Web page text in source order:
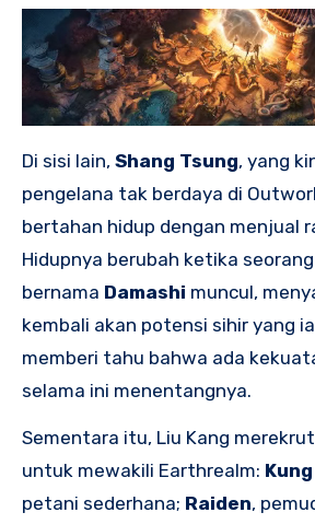
Di sisi lain, Shang Tsung, yang
pengelana tak berdaya di
bertahan hidup dengan menjual
Hidupnya berubah ketika
bernama Damashi muncul,
kembali akan potensi sihir yang
memberi tahu bahwa ada
selama ini menentangnya.
Sementara itu, Liu Kang
untuk mewakili Earthrealm:
petani sederhana; Raiden,